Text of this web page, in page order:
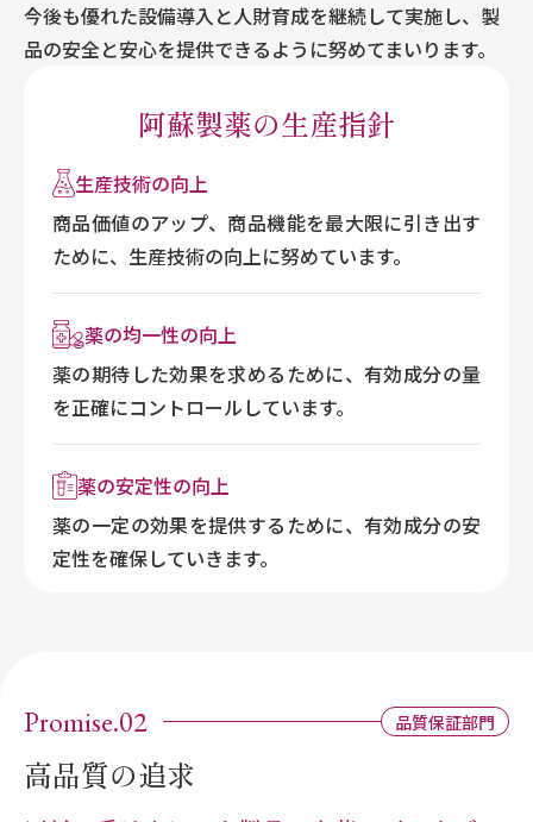
今後も優れた設備導入と人財育成を継続して実施し、製
品の安全と安心を提供できるように努めてまいります。
阿蘇製薬の生産指針
生産技術の向上
商品価値のアップ、商品機能を最大限に引き出す
ために、生産技術の向上に努めています。
薬の均一性の向上
薬の期待した効果を求めるために、有効成分の量
を正確にコントロールしています。
薬の安定性の向上
薬の一定の効果を提供するために、有効成分の安
定性を確保していきます。
Promise.02 品質保証部門
高品質の追求